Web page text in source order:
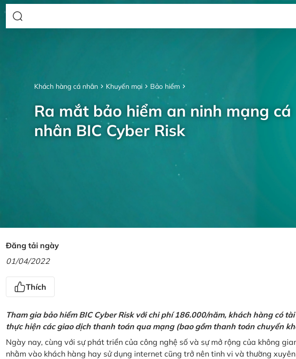
Khách hàng cá nhân Khuyến mại Bảo hiểm
Ra mắt bảo hiểm an ninh mạng cá
nhân BIC Cyber Risk
Đăng tải ngày
01/04/2022
Thích
Tham gia bảo hiểm BIC Cyber Risk với chi phí 186.000/năm, khách hàng có
thực hiện các giao dịch thanh toán qua mạng (bao gồm thanh toán chuyển
Ngày nay, cùng với sự phát triển của công nghệ số và sự mở rộng của không
nhằm vào khách hàng hay sử dụng internet cũng trở nên tinh vi và thường